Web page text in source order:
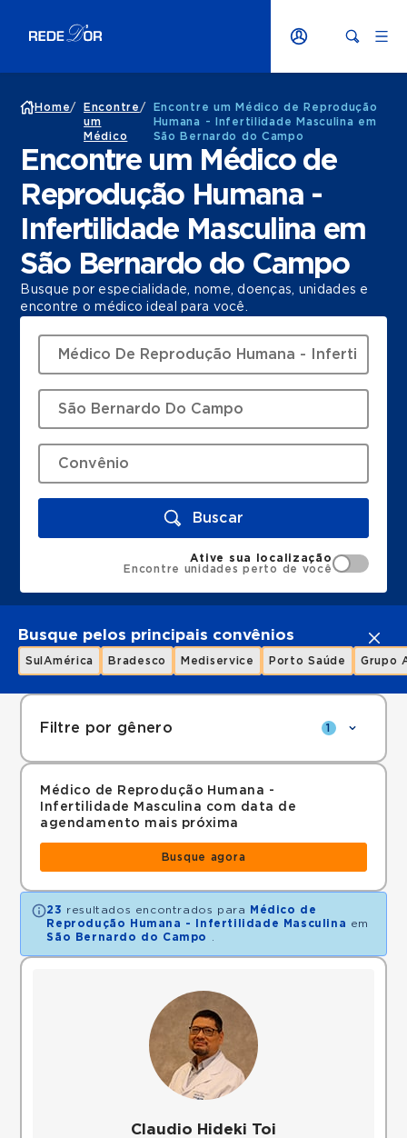
Home/
Encontre
um
Médico
/
Encontre um Médico de Reprodução
Humana - Infertilidade Masculina em
São Bernardo do Campo
Encontre um Médico de
Reprodução Humana -
Infertilidade Masculina em
São Bernardo do Campo
Busque por especialidade, nome, doenças, unidades e
encontre o médico ideal para você.
Buscar
Ative sua localização
Encontre unidades perto de você
Busque pelos principais convênios
SulAmérica Bradesco Mediservice Porto Saúde Grupo
Filtre por gênero 1
Médico de Reprodução Humana -
Infertilidade Masculina com data de
agendamento mais próxima
Busque agora
23 resultados encontrados para
Médico de
Reprodução Humana - Infertilidade Masculina em
São Bernardo do Campo
Claudio Hideki Toi